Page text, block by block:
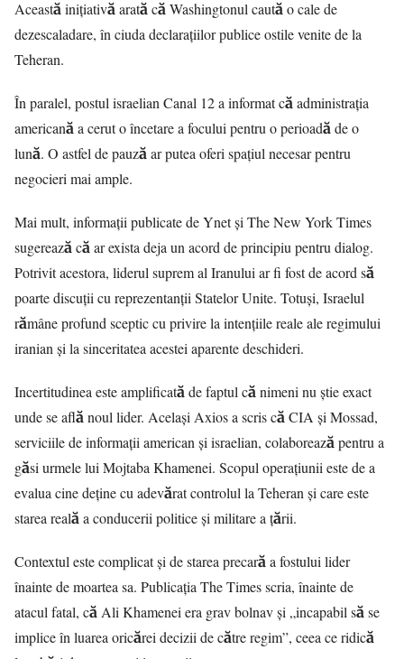
Această inițiativă arată că Washingtonul caută o cale de
dezescaladare, în ciuda declarațiilor publice ostile venite de la
Teheran.
În paralel, postul israelian Canal 12 a informat că administrația
americană a cerut o încetare a focului pentru o perioadă de o
lună. O astfel de pauză ar putea oferi spațiul necesar pentru
negocieri mai ample.
Mai mult, informații publicate de Ynet și The New York Times
sugerează că ar exista deja un acord de principiu pentru dialog.
Potrivit acestora, liderul suprem al Iranului ar fi fost de acord să
poarte discuții cu reprezentanții Statelor Unite. Totuși, Israelul
rămâne profund sceptic cu privire la intențiile reale ale regimului
iranian și la sinceritatea acestei aparente deschideri.
Incertitudinea este amplificată de faptul că nimeni nu știe exact
unde se află noul lider. Același Axios a scris că CIA și Mossad,
serviciile de informații american și israelian, colaborează pentru a
găsi urmele lui Mojtaba Khamenei. Scopul operațiunii este de a
evalua cine deține cu adevărat controlul la Teheran și care este
starea reală a conducerii politice și militare a țării.
Contextul este complicat și de starea precară a fostului lider
înainte de moartea sa. Publicația The Times scria, înainte de
atacul fatal, că Ali Khamenei era grav bolnav și „incapabil să se
implice în luarea oricărei decizii de către regim”, ceea ce ridică